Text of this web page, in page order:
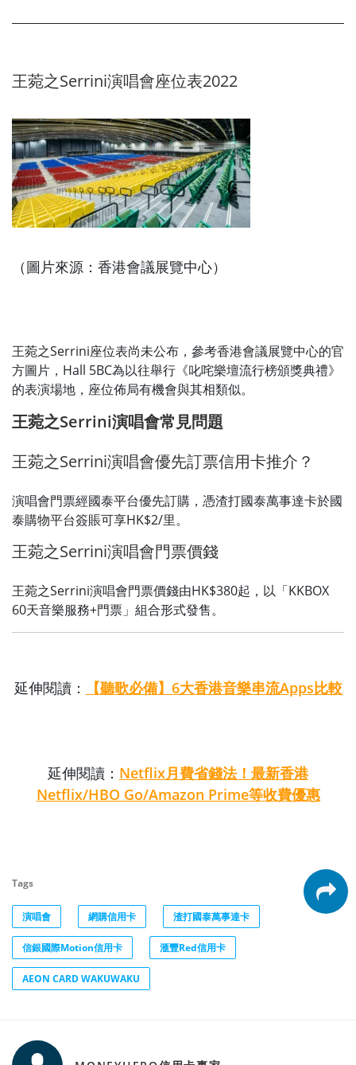
王菀之Serrini演唱會座位表2022
（圖片來源：香港會議展覽中心）
王菀之Serrini座位表尚未公布，參考香港會議展覽中心的官
方圖片，Hall 5BC為以往舉行《叱咤樂壇流行榜頒獎典禮》
的表演場地，座位佈局有機會與其相類似。
王菀之Serrini演唱會常見問題
王菀之Serrini演唱會優先訂票信用卡推介？
演唱會門票經國泰平台優先訂購，憑渣打國泰萬事達卡於國
泰購物平台簽賬可享HK$2/里。
王菀之Serrini演唱會門票價錢
王菀之Serrini演唱會門票價錢由HK$380起，以「KKBOX
60天音樂服務+門票」組合形式發售。
延伸閱讀： 【聽歌必備】6大香港音樂串流Apps比較
延伸閱讀： Netflix月費省錢法！最新香港
Netflix/HBO Go/Amazon Prime等收費優惠
Tags
演唱會 網購信用卡 渣打國泰萬事達卡
信銀國際Motion信用卡 滙豐Red信用卡
AEON CARD WAKUWAKU